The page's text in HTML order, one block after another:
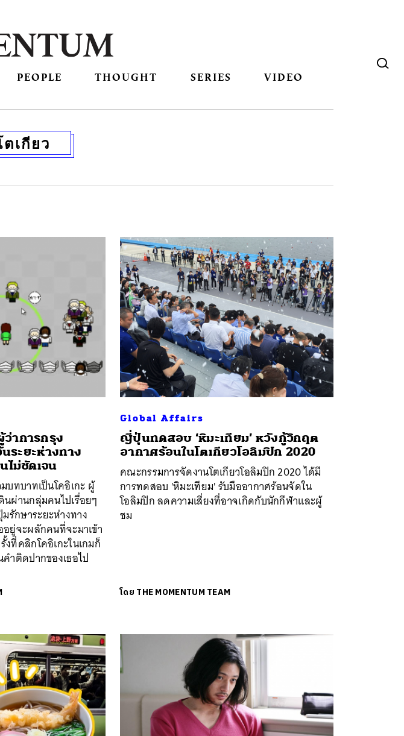
PEOPLE THOUGHT SERIES VIDEO
ตเกียว
าการกรุง
ระยะห่างทาง
ไม่ชัดเจน
บทบาทเป็นโคอิเกะ ผู้
นผ่านกลุ่มคนไปเรื่อยๆ
รักษาระยะห่างทาง
ยู่จะผลักคนที่จะมาเข้า
ที่คลิกโคอิเกะในเกมก็
ำติดปากของเธอไป
Global Affairs
ญี่ปุ่นทดสอบ ‘หิมะเทียม’ หวังกู้วิกฤต
อากาศร้อนในโตเกียวโอลิมปิก 2020
คณะกรรมการจัดงานโตเกียวโอลิมปิก 2020 ได้มี
การทดสอบ 'หิมะเทียม' รับมืออากาศร้อนจัดใน
โอลิมปิก ลดความเสี่ยงที่อาจเกิดกับนักกีฬาและผู้
ชม
โดย THE MOMENTUM TEAM